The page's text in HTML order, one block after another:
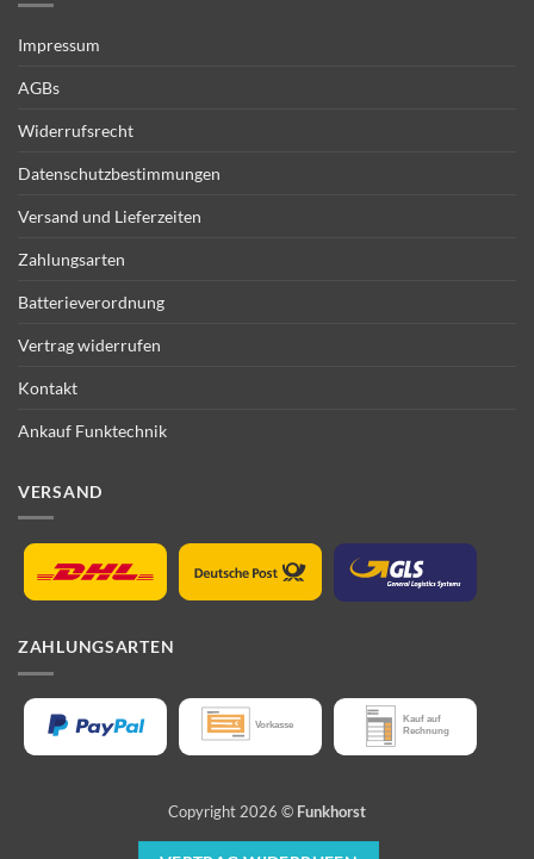
Impressum
AGBs
Widerrufsrecht
Datenschutzbestimmungen
Versand und Lieferzeiten
Zahlungsarten
Batterieverordnung
Vertrag widerrufen
Kontakt
Ankauf Funktechnik
VERSAND
ZAHLUNGSARTEN
Copyright 2026 © Funkhorst